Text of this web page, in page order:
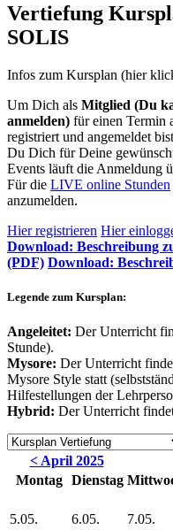
Vertiefung
SOLIS
Infos zum Kursplan (hier
Um Dich als Mitglied (Du
anmelden) für einen Termin
registriert und angemeldet
Du Dich für Deine
Events läuft die Anmeldung
Für die LIVE online Stunden
anzumelden.
Hier registrieren Hier
Download: Beschreibung
(PDF) Download:
Legende zum Kursplan:
Angeleitet: Der Unterricht
Stunde).
Mysore: Der Unterricht
Mysore Style statt
Hilfestellungen der
Hybrid: Der Unterricht
< April 2025
Montag Dienstag Mi
5.05.
6.05. 7.05.